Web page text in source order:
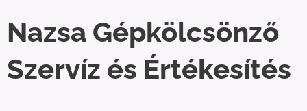
Nazsa Gépkölcsönző
Szervíz és Értékesítés